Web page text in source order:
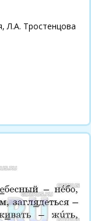
Л.А. Тростенцова